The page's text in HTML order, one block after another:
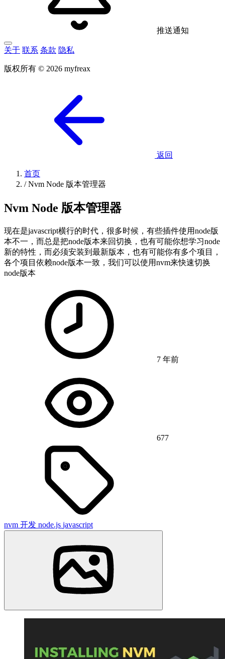
推送通知
关于 联系 条款 隐私
版权所有 © 2026 myfreax
返回
首页
/ Nvm Node 版本管理器
Nvm Node 版本管理器
现在是javascript横行的时代，很多时候，有些插件使用node版
本不一，而总是把node版本来回切换，也有可能你想学习node
新的特性，而必须安装到最新版本，也有可能你有多个项目，
各个项目依赖node版本一致，我们可以使用nvm来快速切换
node版本
7 年前
677
nvm 开发 node.js javascript